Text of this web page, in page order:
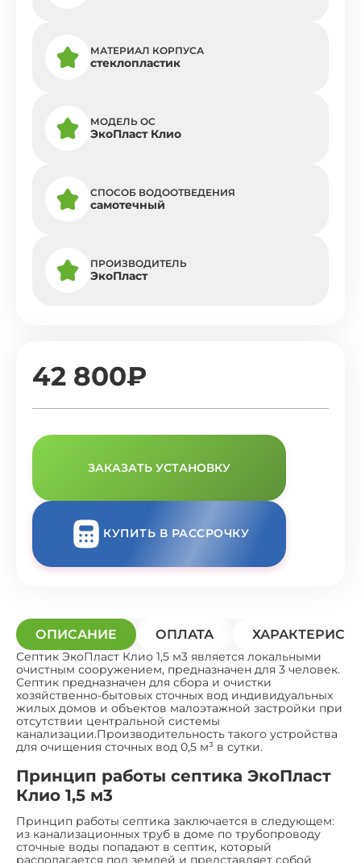
МАТЕРИАЛ КОРПУСА
стеклопластик
МОДЕЛЬ ОС
ЭкоПласт Клио
СПОСОБ ВОДООТВЕДЕНИЯ
самотечный
ПРОИЗВОДИТЕЛЬ
ЭкоПласт
42 800₽
ЗАКАЗАТЬ УСТАНОВКУ
КУПИТЬ В РАССРОЧКУ
ОПИСАНИЕ ОПЛАТА
Септик ЭкоПласт Клио 1,5 м3 является локальными
очистным сооружением, предназначен для 3 человек.
Септик предназначен для сбора и очистки
хозяйственно-бытовых сточных вод индивидуальных
жилых домов и объектов малоэтажной застройки при
отсутствии центральной системы
канализации.Производительность такого устройства
для очищения сточных вод 0,5 м³ в сутки.
Принцип работы септика ЭкоПласт
Клио 1,5 м3
Принцип работы септика заключается в следующем:
из канализационных труб в доме по трубопроводу
сточные воды попадают в септик, который
располагается под землей и представляет собой